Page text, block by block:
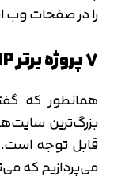
را در صفحات وب
۷ پروژه برتر PHP
بزرگ‌ترین
قابل توجه است.
می‌پردازیم که